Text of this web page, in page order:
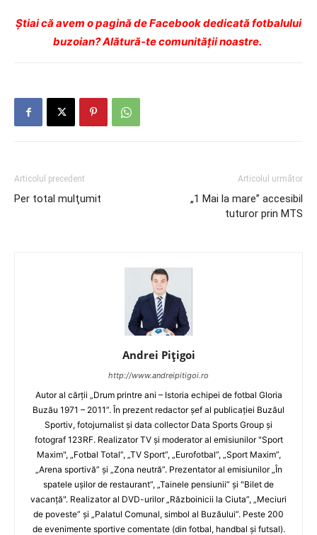
Ştiai că avem o pagină de Facebook dedicată fotbalului
buzoian? Alătură-te comunității noastre.
Articolul precedent
Per total mulţumit
Articolul următor
„1 Mai la mare” accesibil
tuturor prin MTS
Andrei Pițigoi
http://www.andreipitigoi.ro
Autor al cărţii „Drum printre ani – Istoria echipei de fotbal Gloria
Buzău 1971 – 2011”. În prezent redactor şef al publicaţiei Buzăul
Sportiv, fotojurnalist şi data collector Data Sports Group şi
fotograf 123RF. Realizator TV şi moderator al emisiunilor "Sport
Maxim", „Fotbal Total”, „TV Sport”, „Eurofotbal”, „Sport Maxim”,
„Arena sportivă” şi „Zona neutră”. Prezentator al emisiunilor „În
spatele uşilor de restaurant”, „Tainele pensiunii” şi "Bilet de
vacanţă". Realizator al DVD-urilor „Războinicii la Ciuta”, „Meciuri
de poveste” şi „Palatul Comunal, simbol al Buzăului”. Peste 200
de evenimente sportive comentate (din fotbal, handbal şi futsal).